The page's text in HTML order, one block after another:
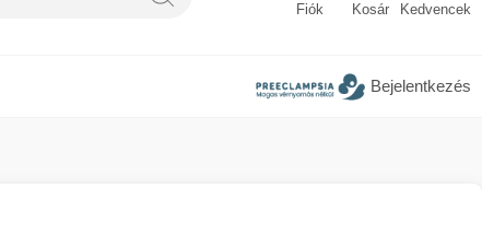
Fiók Kosár Kedvencek
Bejelentkezés